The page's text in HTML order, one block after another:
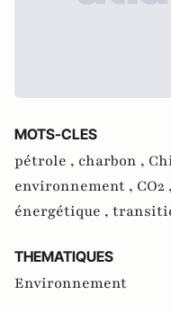
MOTS-CLES
pétrole , charbon ,
environnement , CO2 ,
énergétique ,
THEMATIQUES
Environnement